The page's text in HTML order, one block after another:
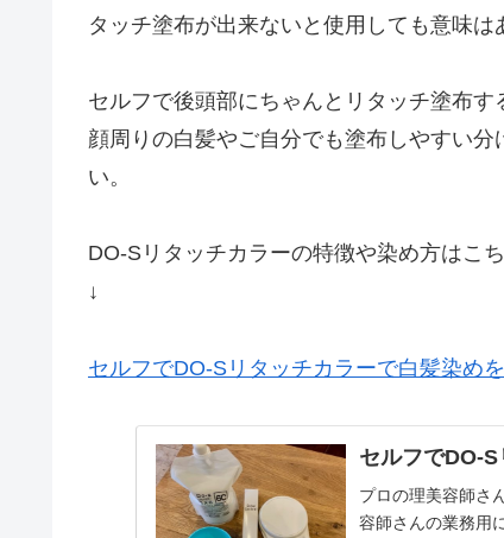
タッチ塗布が出来ないと使用しても意味は
セルフで後頭部にちゃんとリタッチ塗布
顔周りの白髪やご自分でも塗布しやすい
い。
DO-Sリタッチカラーの特徴や染め方はこ
↓
セルフでDO-Sリタッチカラーで白髪染め
セルフでDO-
プロの理美容師さ
容師さんの業務用